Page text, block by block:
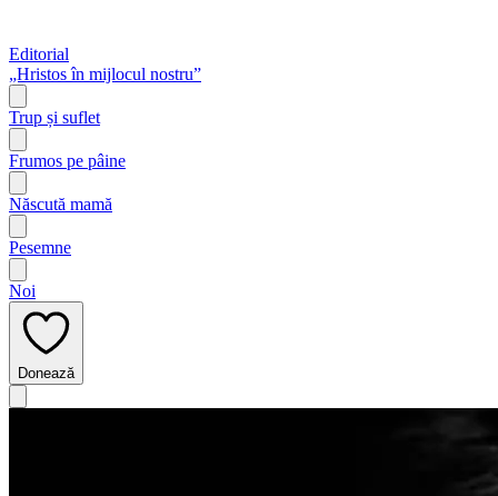
Editorial
„Hristos în mijlocul nostru”
Trup și suflet
Frumos pe pâine
Născută mamă
Pesemne
Noi
Donează